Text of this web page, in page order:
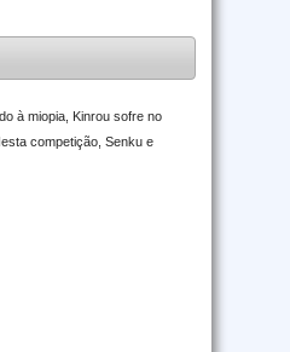
à miopia, Kinrou sofre no
competição, Senku e